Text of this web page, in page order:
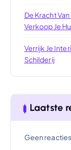
De Kracht
Verkoop Je
Verrijk Je
Schilderij
Laatste
Geen